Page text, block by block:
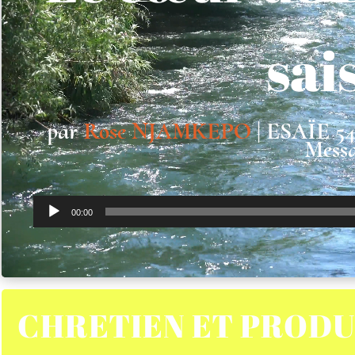
parRose NJAMKEPO|ESAÏE
Lecteur
00:00
CHRETIEN ET